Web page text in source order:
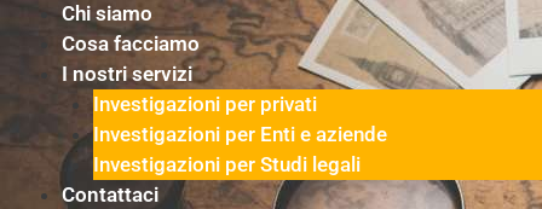
Chi siamo
Cosa facciamo
I nostri servizi
Investigazioni per privati
Investigazioni per Enti e aziende
Investigazioni per Studi legali
Contattaci